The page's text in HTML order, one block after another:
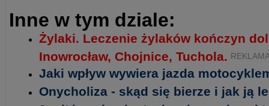
Inne w tym dziale:
Żylaki. Leczenie żylaków kończyn
Inowrocław, Chojnice, Tuchola.
Jaki wpływ wywiera jazda
Onycholiza - skąd się bierze i jak ją